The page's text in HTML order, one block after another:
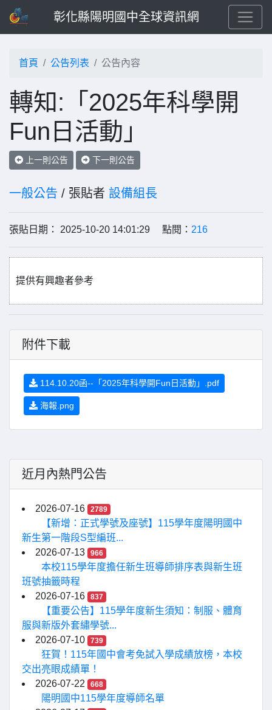
彰化縣陽明國中全球資訊網
首頁 公告列表 公告內容
轉知:「2025年科學開
Fun日活動」
上一則公告 下一則公告
一般公告 / 張貼者 設備組長
張貼日期： 2025-10-20 14:01:29 點閱： 216
提供有興趣者參考
附件下載
114.10.20函--「2025年科學開Fun日活動」.pdf
海報.png
近月內熱門公告
2026-07-16 2789
【新增：正式學號及座號】115學年度陽明國中
新生第一階段S型編班...
2026-07-13
966
本校115學年度擔任新生班導師排序表與新生班
班號抽籤時程
2026-07-16
837
【重要公告】115學年度新生須知：制服、體育
服與新版外套繡學號...
2026-07-10
739
狂賀！115年國中會考免試入學成績放榜，本校
交出亮眼成績單！
2026-07-22
668
陽明國中115學年度導師名單